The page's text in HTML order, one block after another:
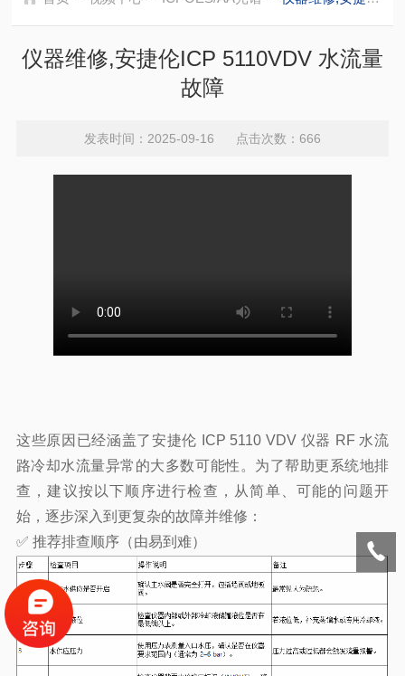
仪器维修,安捷伦ICP 5110VDV 水流量
故障
发表时间：2025-09-16 点击次数：666
这些原因已经涵盖了安捷伦 ICP 5110 VDV 仪器 RF 水流
路冷却水流量异常的大多数可能性。为了帮助更系统地排
查，建议按以下顺序进行检查，从简单、可能的问题开
始，逐步深入到更复杂的故障并维修 ：
✅ 推荐排查顺序（由易到难）